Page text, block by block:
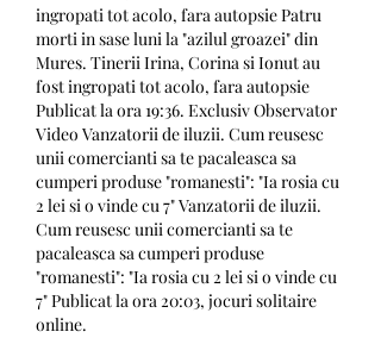
ingropati tot acolo, fara autopsie Patru
morti in sase luni la "azilul groazei" din
Mures. Tinerii Irina, Corina si Ionut au
fost ingropati tot acolo, fara autopsie
Publicat la ora 19:36. Exclusiv Observator
Video Vanzatorii de iluzii. Cum reusesc
unii comercianti sa te pacaleasca sa
cumperi produse "romanesti": "Ia rosia cu
2 lei si o vinde cu 7" Vanzatorii de iluzii.
Cum reusesc unii comercianti sa te
pacaleasca sa cumperi produse
"romanesti": "Ia rosia cu 2 lei si o vinde cu
7" Publicat la ora 20:03, jocuri solitaire
online.